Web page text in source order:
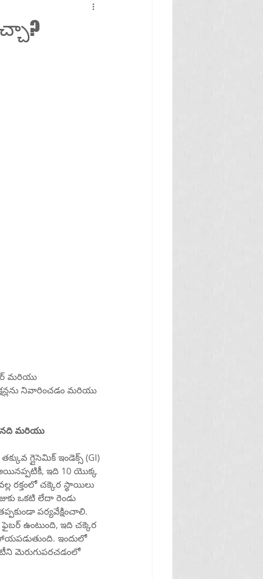
మరియు
నివారించడం మరియు
మరియు
గ్లైసెమిక్ ఇండెక్స్ (GI)
అయినప్పటికీ, ఇది 10 యొక్క
రక్తంలో చక్కెర స్థాయిలు
ఒకటి లేదా రెండు
పర్యవేక్షించాలి.
ఉంటుంది, ఇది చక్కెర
ఇందులో
మెరుగుపరచడంలో